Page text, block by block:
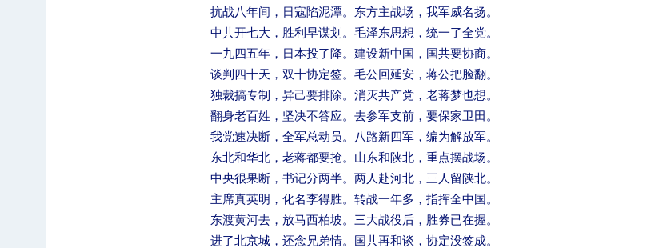
抗战八年间，日寇陷泥潭。东方主战场，我军威名扬。
中共开七大，胜利早谋划。毛泽东思想，统一了全党。
一九四五年，日本投了降。建设新中国，国共要协商。
谈判四十天，双十协定签。毛公回延安，蒋公把脸翻。
独裁搞专制，异己要排除。消灭共产党，老蒋梦也想。
翻身老百姓，坚决不答应。去参军支前，要保家卫田。
我党速决断，全军总动员。八路新四军，编为解放军。
东北和华北，老蒋都要抢。山东和陕北，重点摆战场。
中央很果断，书记分两半。两人赴河北，三人留陕北。
主席真英明，化名李得胜。转战一年多，指挥全中国。
东渡黄河去，放马西柏坡。三大战役后，胜券已在握。
进了北京城，还念兄弟情。国共再和谈，协定没签成。